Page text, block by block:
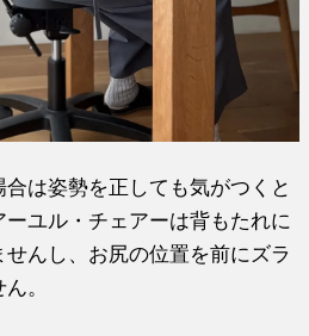
は姿勢を正しても気がつくと
ユル・チェアーは背もたれに
んし、お尻の位置を前にズラ
。